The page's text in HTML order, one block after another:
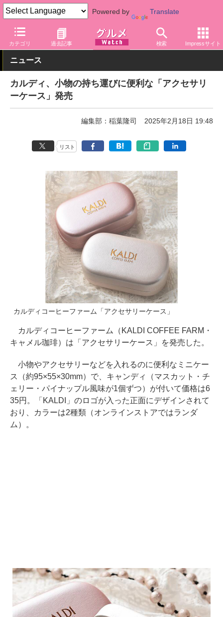
Powered by Translate
カテゴリ 過去記事 検索 Impressサイト
グルメ Watch 店舗 バラエティ カルディ
ニュース
カルディ、小物の持ち運びに便利な「アクセサリ
ーケース」発売
編集部：稲葉隆司 2025年2月18日 19:48
リスト
カルディコーヒーファーム「アクセサリーケース」
カルディコーヒーファーム（KALDI COFFEE FARM・
キャメル珈琲）は「アクセサリーケース」を発売した。
小物やアクセサリーなどを入れるのに便利なミニケー
ス（約95×55×30mm）で、キャンディ（マスカット・チ
ェリー・パイナップル風味が1個ずつ）が付いて価格は6
35円。「KALDI」のロゴが入った正面にデザインされて
おり、カラーは2種類（オンラインストアではランダ
ム）。